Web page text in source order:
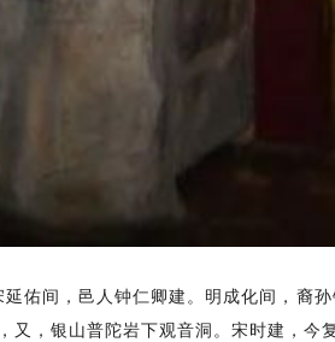
佑间，邑人钟仁卿建。明成化间，裔
，银山普陀岩下观音洞。宋时建，今复